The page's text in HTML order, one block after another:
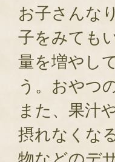
お子さんな
子をみても
量を増やし
う。おやつ
また、果汁
摂れなくな